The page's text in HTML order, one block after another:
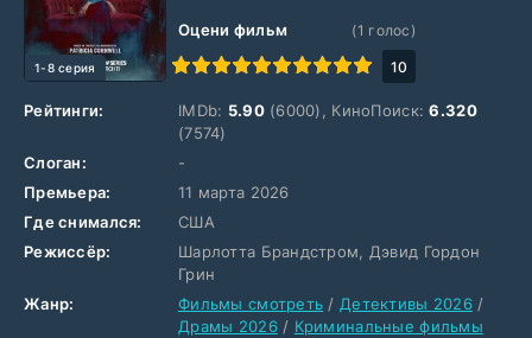
1-8 серия
Оцени фильм
1
2 3 4 5 6 7 8 9 10
(1 голос)
10
Рейтинги: IMDb: 5.90(6000), КиноПоиск:6.320
(7574)
Слоган:
-
Премьера:
11 марта 2026
Где снимался:
США
Режиссёр:
Шарлотта Брандстром, Дэвид Гордон
Грин
Жанр:
Фильмы смотреть / Детективы 2026/
Драмы 2026/ Криминальные фильмы